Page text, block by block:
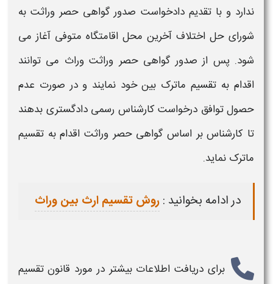
ندارد و با تقدیم دادخواست صدور گواهی حصر وراثت به
شورای حل اختلاف آخرین محل اقامتگاه متوفی آغاز می
شود. پس از صدور گواهی حصر وراثت وراث می توانند
اقدام به تقسیم ماترک بینخود نمایند و در صورت عدم
حصول توافق درخواست کارشناس رسمی دادگستری بدهند
تا کارشناس بر اساس گواهی حصر وراثت اقدام به تقسیم
ماترک نماید.
در ادامه بخوانید :روش تقسیم ارث بین وراث
برای دریافت اطلاعات بیشتر در مورد قانون تقسیم